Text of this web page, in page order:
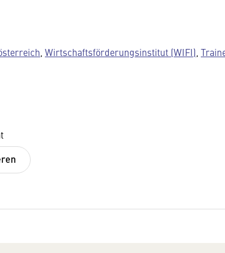
Wirtschaftsförderungsinstitut (WIFI)